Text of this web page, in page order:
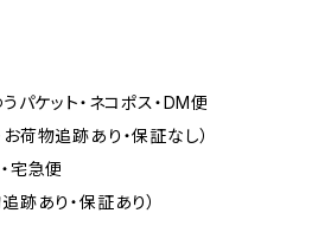
パケット・ネコポス・DM便
荷物追跡あり・保証なし）
宅急便
跡あり・保証あり）